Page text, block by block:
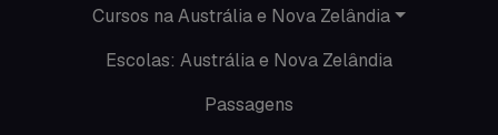
Passeios
Promoções
Cursos na Austrália e Nova Zelândia
Escolas: Austrália e Nova Zelândia
Passagens